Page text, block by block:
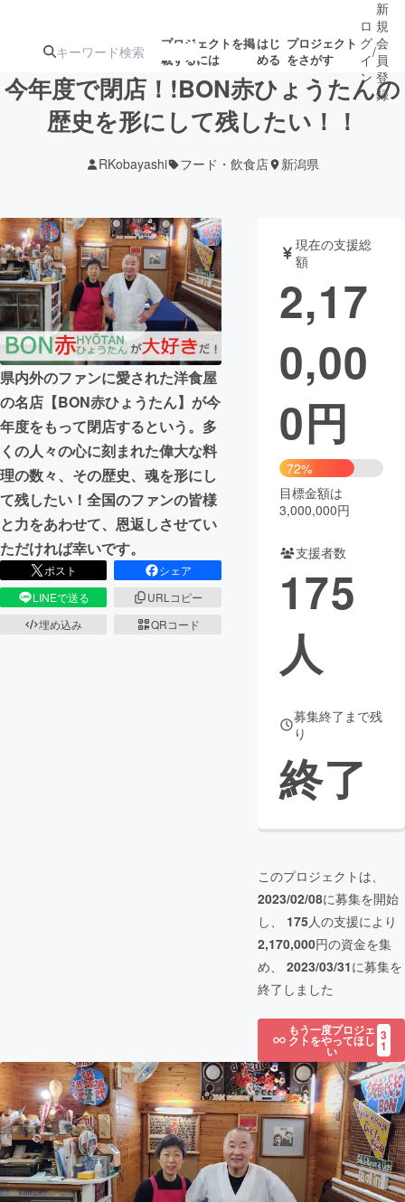
プロジェクトを掲
載するには
はじ
める
プロジェクト
をさがす
ターン
ジェクト
募集終了が近いプ
ロジェクト
アート・写真 音楽
テクノロジー・ガジェット ゲーム・サ
映像・映画
ビジネス・起業
まちづくり・地域活性化
CAMPFIRE for Social Good
CAMPFIRE Creation
CAMPFIREふるさと納税 machi-ya コミュニティ
ロ
グ
イ
ン
/
新
規
会
員
登
録
今年度で閉店！!BON赤ひょうたんの
歴史を形にして残したい！！
RKobayashi フード・飲食店 新潟県
県内外のファンに愛された洋食屋
の名店【BON赤ひょうたん】が今
年度をもって閉店するという。多
くの人々の心に刻まれた偉大な料
理の数々、その歴史、魂を形にし
て残したい！全国のファンの皆様
と力をあわせて、恩返しさせてい
ただければ幸いです。
ポスト
シェア
LINEで送る
URLコピー
埋め込み
QRコード
現在の支援総
額
2,17
0,00
0円
72%
目標金額は
3,000,000円
支援者数
175
人
募集終了まで残
り
終了
このプロジェクトは、
2023/02/08に募集を開始
し、 175人の支援により
2,170,000円の資金を集
め、 2023/03/31に募集を
終了しました
もう一度プロジェ
クトをやってほし
い
3
1